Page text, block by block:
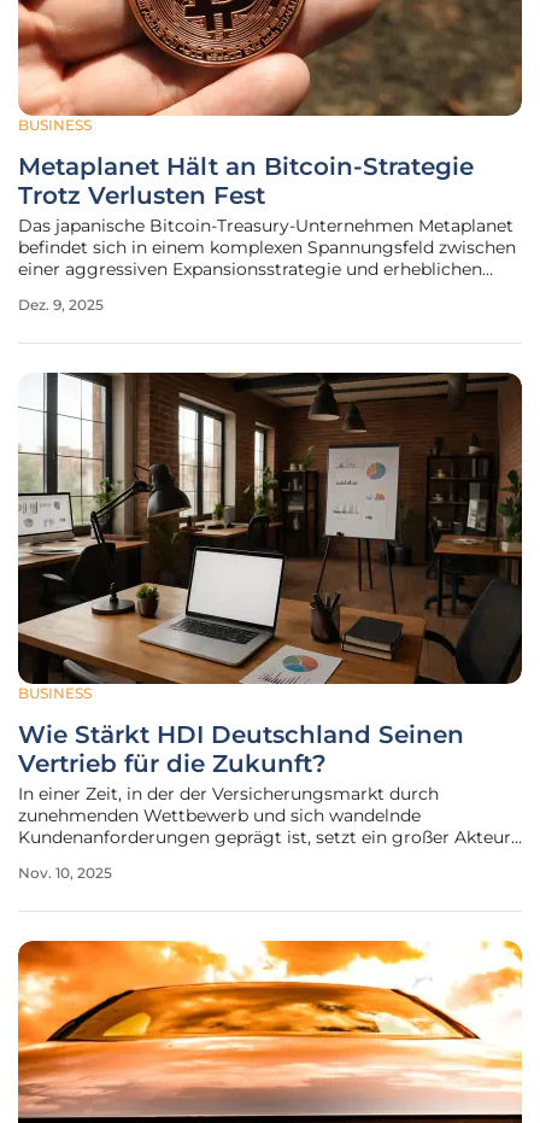
BUSINESS
Metaplanet Hält an Bitcoin-Strategie
Trotz Verlusten Fest
Das japanische Bitcoin-Treasury-Unternehmen Metaplanet
befindet sich in einem komplexen Spannungsfeld zwischen
einer aggressiven Expansionsstrategie und erheblichen
Lage offenbart. Obwohl das Unternehmen mit massiven,
Dez. 9, 2025
BUSINESS
Wie Stärkt HDI Deutschland Seinen
Vertrieb für die Zukunft?
In einer Zeit, in der der Versicherungsmarkt durch
zunehmenden Wettbewerb und sich wandelnde
Kundenanforderungen geprägt ist, setzt ein großer Akteur
festigen und langfristig zu sichern. Die HDI Deutschland,
Nov. 10, 2025